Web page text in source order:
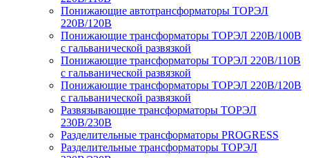
Понижающие автотрансформаторы ТОРЭЛ
220В/120В
Понижающие трансформаторы ТОРЭЛ 220В/100В
с гальванической развязкой
Понижающие трансформаторы ТОРЭЛ 220В/110В
с гальванической развязкой
Понижающие трансформаторы ТОРЭЛ 220В/120В
с гальванической развязкой
Развязывающие трансформаторы ТОРЭЛ
230В/230В
Разделительные трансформаторы PROGRESS
Разделительные трансформаторы ТОРЭЛ